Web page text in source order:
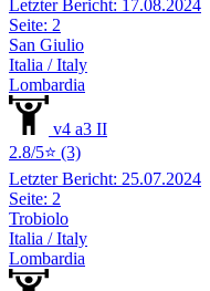
Letzter Bericht: 17.08.2024
Seite: 2
San Giulio
Italia / Italy
Lombardia
v4 a3 II
2.8/5⭐ (3)
Letzter Bericht: 25.07.2024
Seite: 2
Trobiolo
Italia / Italy
Lombardia